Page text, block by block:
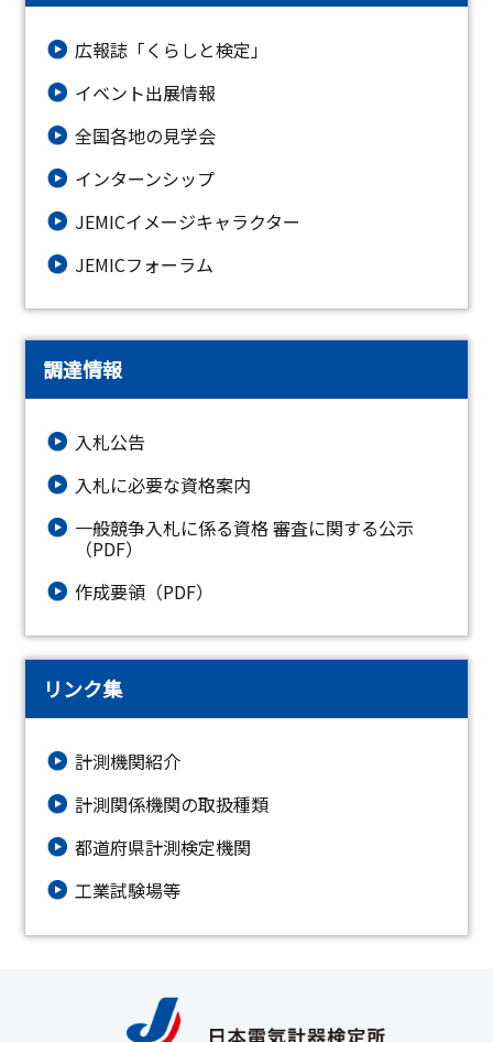
広報誌「くらしと検定」
イベント出展情報
全国各地の見学会
インターンシップ
JEMICイメージキャラクター
JEMICフォーラム
調達情報
入札公告
入札に必要な資格案内
一般競争入札に係る資格 審査に関する公示
（PDF）
作成要領（PDF）
リンク集
計測機関紹介
計測関係機関の取扱種類
都道府県計測検定機関
工業試験場等